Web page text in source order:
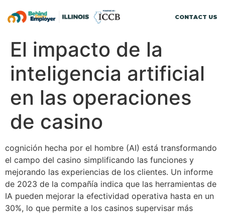
CONTACT US
El impacto de la
inteligencia artificial
en las operaciones
de casino
cognición hecha por el hombre (AI) está transformando
el campo del casino simplificando las funciones y
mejorando las experiencias de los clientes. Un informe
de 2023 de la compañía indica que las herramientas de
IA pueden mejorar la efectividad operativa hasta en un
30%, lo que permite a los casinos supervisar más